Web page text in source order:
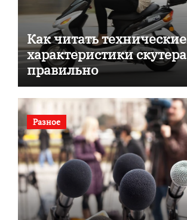
Как читать технические
характеристики скутера
правильно
Разное